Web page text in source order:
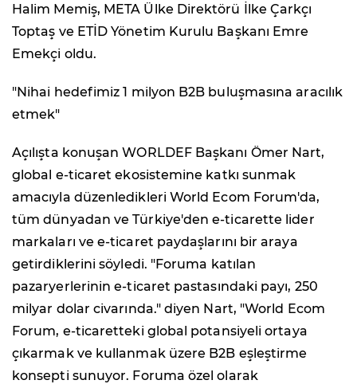
Halim Memiş, META Ülke Direktörü İlke Çarkçı
Toptaş ve ETİD Yönetim Kurulu Başkanı Emre
Emekçi oldu.
"Nihai hedefimiz 1 milyon B2B buluşmasına aracılık
etmek"
Açılışta konuşan WORLDEF Başkanı Ömer Nart,
global e-ticaret ekosistemine katkı sunmak
amacıyla düzenledikleri World Ecom Forum'da,
tüm dünyadan ve Türkiye'den e-ticarette lider
markaları ve e-ticaret paydaşlarını bir araya
getirdiklerini söyledi. "Foruma katılan
pazaryerlerinin e-ticaret pastasındaki payı, 250
milyar dolar civarında." diyen Nart, "World Ecom
Forum, e-ticaretteki global potansiyeli ortaya
çıkarmak ve kullanmak üzere B2B eşleştirme
konsepti sunuyor. Foruma özel olarak